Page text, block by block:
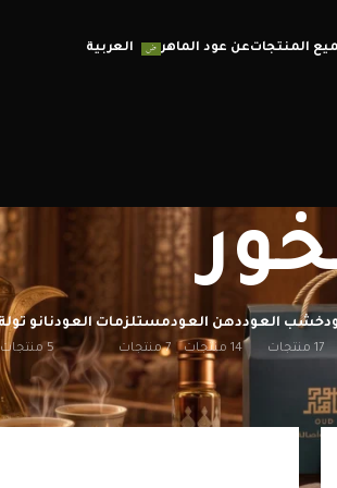
المنتجاتعن عود الماهر العربية
خشب العود
17 منتجات
دهن العود
14 منتجات
مستلزمات العود
7 منتجات
نانو
5 منتجات
إظهار 12
20